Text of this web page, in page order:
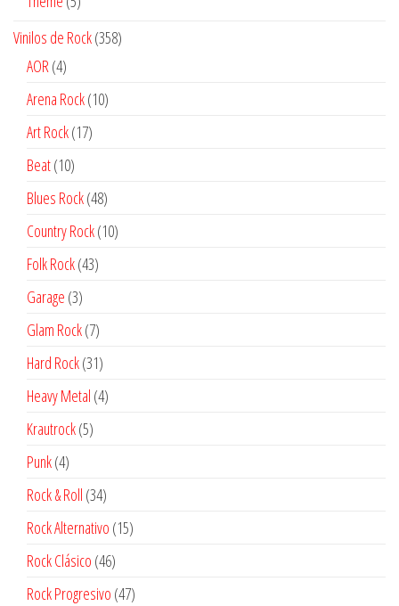
Vinilos de Rock 358358
AOR 44
productos
Arena Rock 1010
Art Rock 1717
Beat 1010
productos
Blues Rock 4848
productos
Country Rock 1010
Folk Rock 4343
Garage 33
productos
Glam Rock 77
productos
Hard Rock 3131
productos
Heavy Metal 44
Krautrock 55
Punk 44
productos
Rock & Roll 3434
productos
Rock Alternativo 1515
Rock Clásico 4646
productos
Rock Progresivo 4747